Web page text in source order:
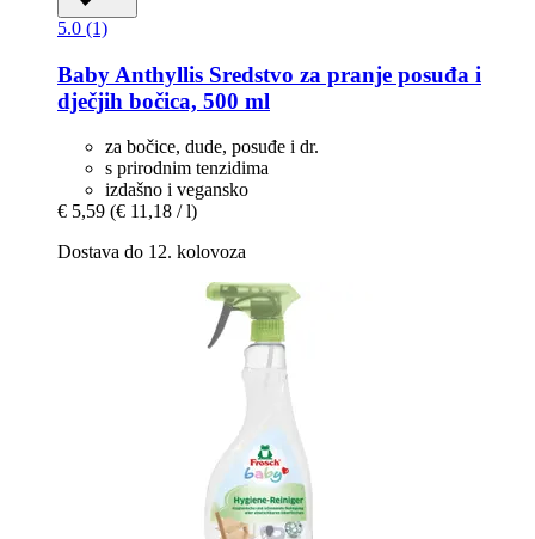
5.0 (1)
Baby Anthyllis Sredstvo za pranje posuđa i
dječjih bočica, 500 ml
za bočice, dude, posuđe i dr.
s prirodnim tenzidima
izdašno i vegansko
€ 5,59 (€ 11,18 / l)
Dostava do 12. kolovoza